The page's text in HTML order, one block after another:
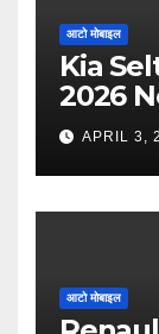
आटो मोबाइल
Kia
2026
Auto
APRIL 3,
आटो मोबाइल